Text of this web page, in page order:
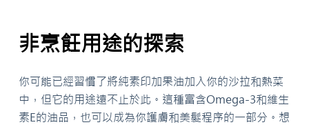
非烹飪用途的探索
你可能已經習慣了將純素印加果油加入你的沙拉和熱菜
中，但它的用途遠不止於此。這種富含Omega-3和維生
素E的油品，也可以成為你護膚和美髮程序的一部分。想